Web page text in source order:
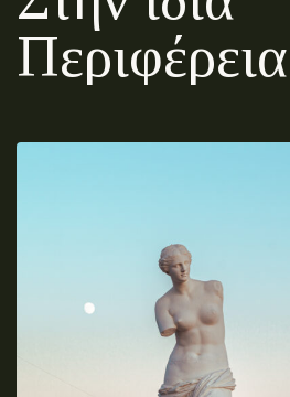
Περιφέρεια